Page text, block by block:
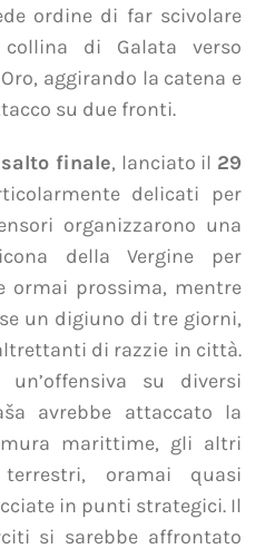
ordine di far scivolare
di Galata verso
aggirando la catena e
su due fronti.
finale, lanciato il 29
delicati per
organizzarono una
della Vergine per
ormai prossima, mentre
un digiuno di tre giorni,
di razzie in città.
su diversi
avrebbe attaccato la
marittime, gli altri
oramai quasi
in punti strategici. Il
si sarebbe affrontato